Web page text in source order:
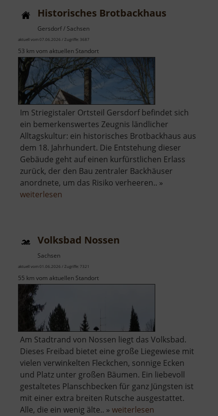
Historisches Brotbackhaus
Gersdorf / Sachsen
aktuell vom 07.06.2026 / Zugriffe: 3687
53 km vom aktuellen Standort
Im Striegistaler Ortsteil Gersdorf befindet sich
ein bemerkenswertes Zeugnis ländlicher
Alltagskultur: ein historisches Brotbackhaus aus
dem 18. Jahrhundert. Die Entstehung dieser
Gebäude geht auf einen kurfürstlichen Erlass
zurück, der den Bau zentraler Backhäuser
anordnete, um das Risiko verheeren.. »
weiterlesen
Volksbad Nossen
Sachsen
aktuell vom 01.06.2026 / Zugriffe: 7321
55 km vom aktuellen Standort
Am Stadtrand von Nossen liegt das Volksbad.
Dieses Freibad bietet eine große Liegewiese mit
vielen verwinkelten Fleckchen, sonnige Ecken
und Platz unter großen Bäumen. Ein liebevoll
gestaltetes Planschbecken für ganz Jüngsten ist
mit einer extra breiten Rutsche ausgestattet.
Alle, die ein wenig älte.. » weiterlesen